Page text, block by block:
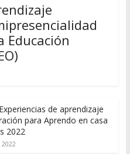
Educación
de aprendizaje
para Aprendo en casa
2022